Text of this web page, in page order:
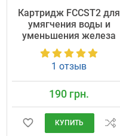
Картридж FCCST2 для
умягчения воды и
уменьшения железа
1 отзыв
190 грн.
КУПИТЬ